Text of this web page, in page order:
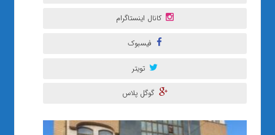
کانال اینستاگرام
فیسبوک
تویتر
گوگل پلاس